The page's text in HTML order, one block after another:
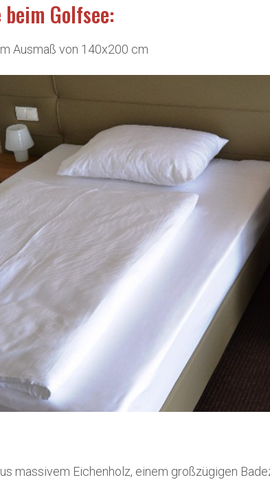
Golfsee:
Ausmaß von 140x200 cm
massivem Eichenholz, einem großzügigen